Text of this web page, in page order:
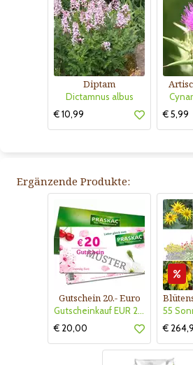
Diptam
Dictamnus albus
€ 10,99
€ 5,99
Ergänzende Produkte:
Gutschein 20.- Euro
Gutscheinkauf EUR 20.-
€ 20,00
€